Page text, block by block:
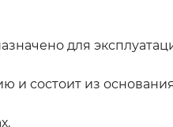
для
и состоит из